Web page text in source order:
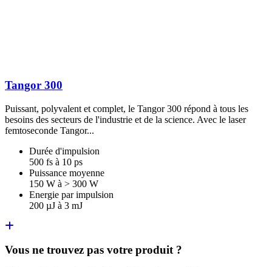
Tangor 300
Puissant, polyvalent et complet, le Tangor 300 répond à tous les
besoins des secteurs de l'industrie et de la science. Avec le laser
femtoseconde Tangor...
Durée d'impulsion
500 fs à 10 ps
Puissance moyenne
150 W à > 300 W
Energie par impulsion
200 µJ à 3 mJ
Vous ne trouvez pas votre produit ?